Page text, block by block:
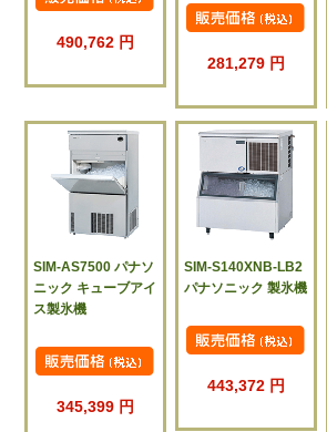
490,762 円
281,279 円
SIM-AS7500 パナソ
ニック キューブアイ
ス製氷機
345,399 円
SIM-S140XNB-LB2
パナソニック 製氷機
443,372 円